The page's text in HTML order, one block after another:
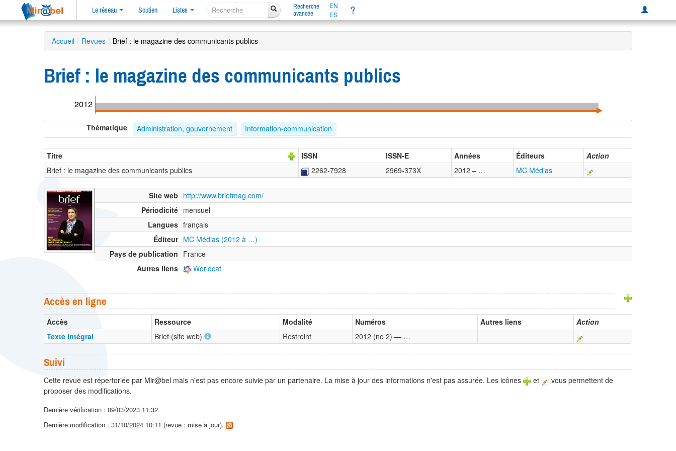
Le réseau Soutien Listes
Recherche
avancée
EN
ES
?
Accueil / Revues / Brief : le magazine des communicants publics
Brief : le magazine des communicants publics
2012
Thématique Administration, gouvernement Information-communication
Titre ISSN ISSN-E Années Éditeurs
Action
Brief : le magazine des communicants publics
2262-7928 2969-373X 2012 – … MC Médias
Site web http://www.briefmag.com/
Périodicité mensuel
Langues français
Éditeur MC Médias (2012 à …)
Pays de publication France
Autres liens
Worldcat
Accès en ligne
Accès Ressource Modalité Numéros Autres liens
Action
Texte intégral
Brief (site web) Restreint 2012 (no 2) — …
Suivi
Cette revue est répertoriée par Mir@bel mais n'est pas encore suivie par un partenaire. La mise à jour des informations n'est pas assurée. Les icônes et
vous permettent de
proposer des modifications.
Dernière vérification : 09/03/2023 11:32.
Dernière modification : 31/10/2024 10:11 (revue : mise à jour).